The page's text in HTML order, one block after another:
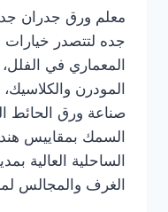
معلم ورق جدران
جده لتتصدر
المعماري في
المودرن
صناعة ورق الحائط
السمك بمقاييس
الساحلية العالية
الغرف والمجالس